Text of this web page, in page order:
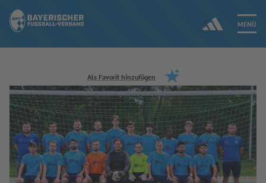
MENÜ
Jetzt einloggen
ERGEBNISSE & WETTBEWERBE
NEUIGKEITEN
SPIELBETRIEB & VERBANDSLEBEN
Als Favorit hinzufügen